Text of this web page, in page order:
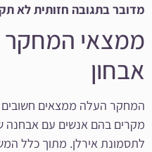
מדובר בתגובה חזותית לא
ממצאי המחקר
אבחון
המחקר העלה ממצאים חשובים
לתסמונת אירלן. מתוך כלל